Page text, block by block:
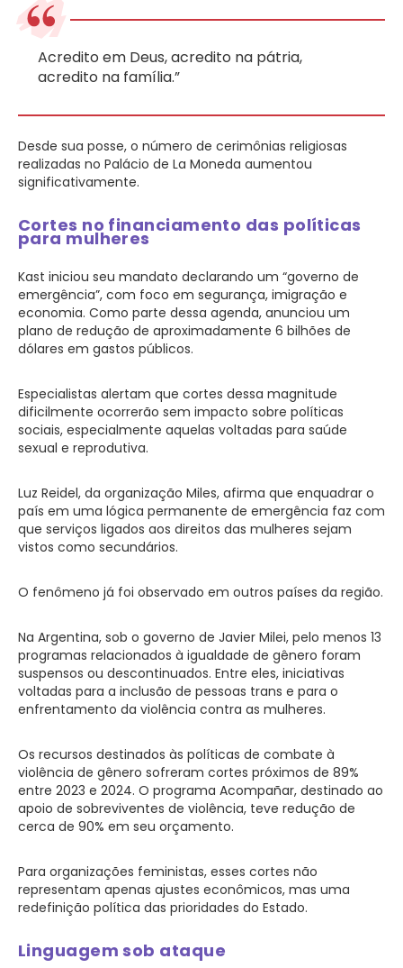
Acredito em Deus, acredito na pátria,
acredito na família.”
Desde sua posse, o número de cerimônias religiosas
realizadas no Palácio de La Moneda aumentou
significativamente.
Cortes no financiamento das políticas
para mulheres
Kast iniciou seu mandato declarando um “governo de
emergência”, com foco em segurança, imigração e
economia. Como parte dessa agenda, anunciou um
plano de redução de aproximadamente 6 bilhões de
dólares em gastos públicos.
Especialistas alertam que cortes dessa magnitude
dificilmente ocorrerão sem impacto sobre políticas
sociais, especialmente aquelas voltadas para saúde
sexual e reprodutiva.
Luz Reidel, da organização Miles, afirma que enquadrar o
país em uma lógica permanente de emergência faz com
que serviços ligados aos direitos das mulheres sejam
vistos como secundários.
O fenômeno já foi observado em outros países da região.
Na Argentina, sob o governo de Javier Milei, pelo menos 13
programas relacionados à igualdade de gênero foram
suspensos ou descontinuados. Entre eles, iniciativas
voltadas para a inclusão de pessoas trans e para o
enfrentamento da violência contra as mulheres.
Os recursos destinados às políticas de combate à
violência de gênero sofreram cortes próximos de 89%
entre 2023 e 2024. O programa Acompañar, destinado ao
apoio de sobreviventes de violência, teve redução de
cerca de 90% em seu orçamento.
Para organizações feministas, esses cortes não
representam apenas ajustes econômicos, mas uma
redefinição política das prioridades do Estado.
Linguagem sob ataque